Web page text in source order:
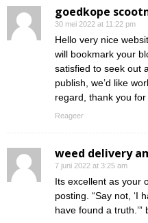
goedkope
30 mei 2022 at 11:22 pm
Hello very nice
will bookmark your
satisfied to seek out
publish, we’d like
regard, thank you for
Reageer
weed delivery
7 juni 2022 at 3:25 am
Its excellent as your
posting. “Say not, ‘I
have found a truth.’”